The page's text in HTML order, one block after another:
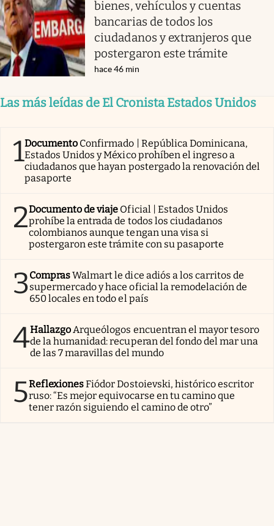
bienes, vehículos y cuentas
bancarias de todos los
ciudadanos y extranjeros que
postergaron este trámite
hace 46 min
Las más leídas de El Cronista Estados Unidos
1Documento Confirmado | República Dominicana,
Estados Unidos y México prohíben el ingreso a
ciudadanos que hayan postergado la renovación del
pasaporte
2Documento de viaje Oficial | Estados Unidos
prohíbe la entrada de todos los ciudadanos
colombianos aunque tengan una visa si
postergaron este trámite con su pasaporte
3ComprasWalmart le dice adiós a los carritos de
supermercado y hace oficial la remodelación de
650 locales en todo el país
4HallazgoArqueólogos encuentran el mayor tesoro
de la humanidad: recuperan del fondo del mar una
de las 7 maravillas del mundo
5ReflexionesFiódor Dostoievski, histórico escritor
ruso: “Es mejor equivocarse en tu camino que
tener razón siguiendo el camino de otro”